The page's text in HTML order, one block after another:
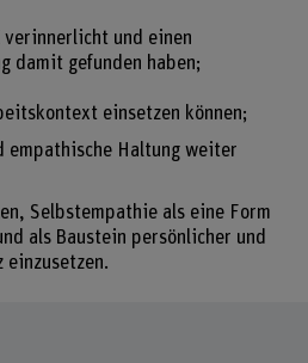
und einen
damit gefunden haben;
einsetzen können;
empathische Haltung weiter
Selbstempathie als eine Form
als Baustein persönlicher und
einzusetzen.